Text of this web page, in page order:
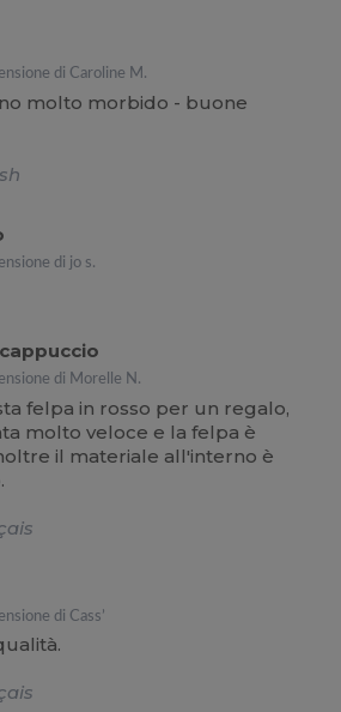
di Caroline M.
molto morbido - buone
di jo s.
di Morelle N.
felpa in rosso per un regalo,
molto veloce e la felpa è
il materiale all'interno è
di Cass’